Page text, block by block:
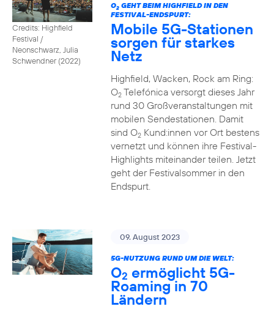
Credits: Highfield
Festival /
Neonschwarz, Julia
Schwendner (2022)
O2GEHT BEIM HIGHFIELD IN DEN
FESTIVAL-ENDSPURT:
Mobile 5G-Stationen
sorgen für starkes
Netz
Highfield, Wacken, Rock am Ring:
O2Telefónica versorgt dieses Jahr
rund 30 Großveranstaltungen mit
mobilen Sendestationen. Damit
sind O2Kund:innen vor Ort bestens
vernetzt und können ihre Festival-
Highlights miteinander teilen. Jetzt
geht der Festivalsommer in den
Endspurt.
09. August 2023
5G-NUTZUNG RUND UM DIE WELT:
O2 ermöglicht 5G-
Roaming in 70
Ländern